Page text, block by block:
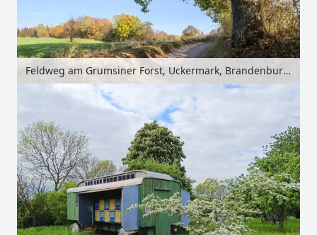
Feldweg am Grumsiner Forst, Uckermark, Brandenburg, Deutschland